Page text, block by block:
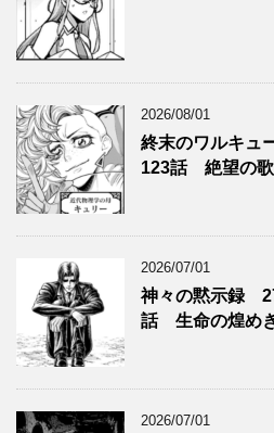
2026/08/01
終末のワルキ
123話 絶望の
2026/07/01
神々の黙示録
話 生命の煌め
2026/07/01